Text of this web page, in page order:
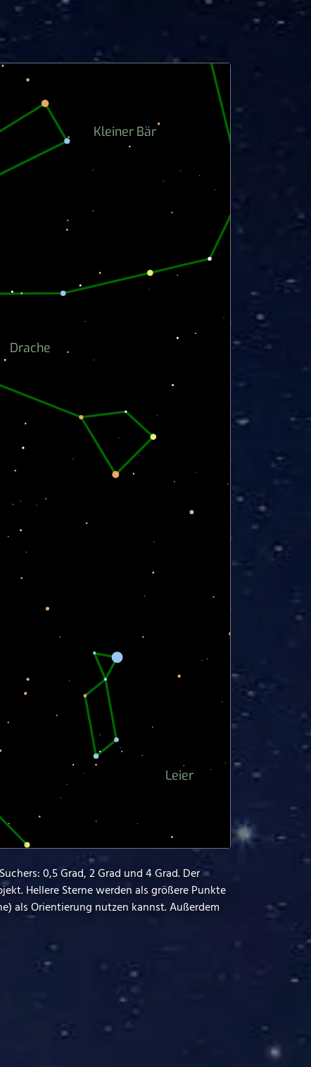
0,5 Grad, 2 Grad und 4 Grad. Der
Hellere Sterne werden als größere Punkte
als Orientierung nutzen kannst. Außerdem